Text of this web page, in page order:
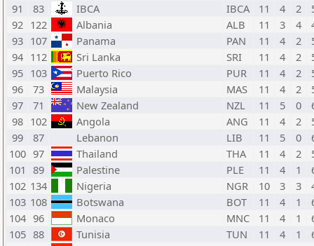
91
83 IBCA IBCA 11 4 2
92 122 Albania ALB 11 3 4
93 107 Panama PAN 11 4 2
94 112 Sri Lanka SRI 11 4 2
95 103 Puerto Rico PUR 11 4 2
96
73 Malaysia MAS 11 4 2
97
71 New Zealand NZL 11 5 0
98 102 Angola ANG 11 4 2
99
87 Lebanon LIB 11 5 0
100 97 Thailand THA 11 4 2
101 89 Palestine PLE 11 4 1
102 134 Nigeria NGR 10 3 3
103 108 Botswana BOT 11 4 1
104 96 Monaco MNC 11 4 1
105 88 Tunisia TUN 11 4 1